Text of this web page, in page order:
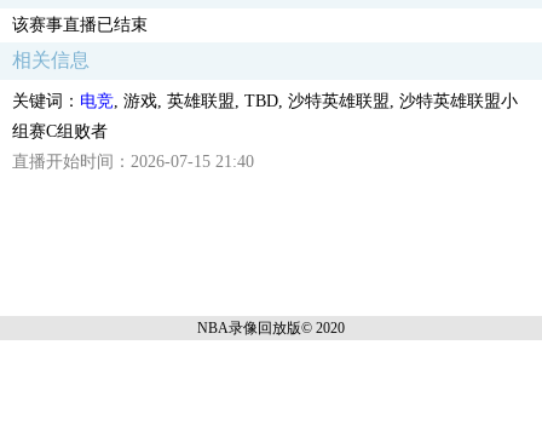
该赛事直播已结束
相关信息
关键词： 电竞 , 游戏, 英雄联盟, TBD, 沙特英雄联盟, 沙特英雄联盟小
组赛C组败者
直播开始时间：2026-07-15 21:40
NBA录像回放版© 2020